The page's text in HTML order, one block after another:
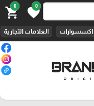
0
favorite
0
shopping_cart
اكسسوارات العلامات التجارية